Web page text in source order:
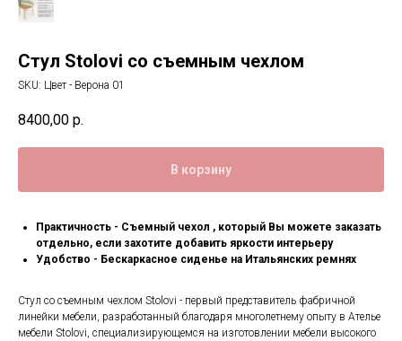
Стул Stolovi со съемным чехлом
SKU: Цвет - Верона 01
8400,00 р.
В корзину
Практичность - Съемный чехол , который Вы можете заказать
отдельно, если захотите добавить яркости интерьеру
Удобство - Бескаркасное сиденье на Итальянских ремнях
Стул со съемным чехлом Stolovi - первый представитель фабричной
линейки мебели, разработанный благодаря многолетнему опыту в Ателье
мебели Stolovi, специализирующемся на изготовлении мебели высокого